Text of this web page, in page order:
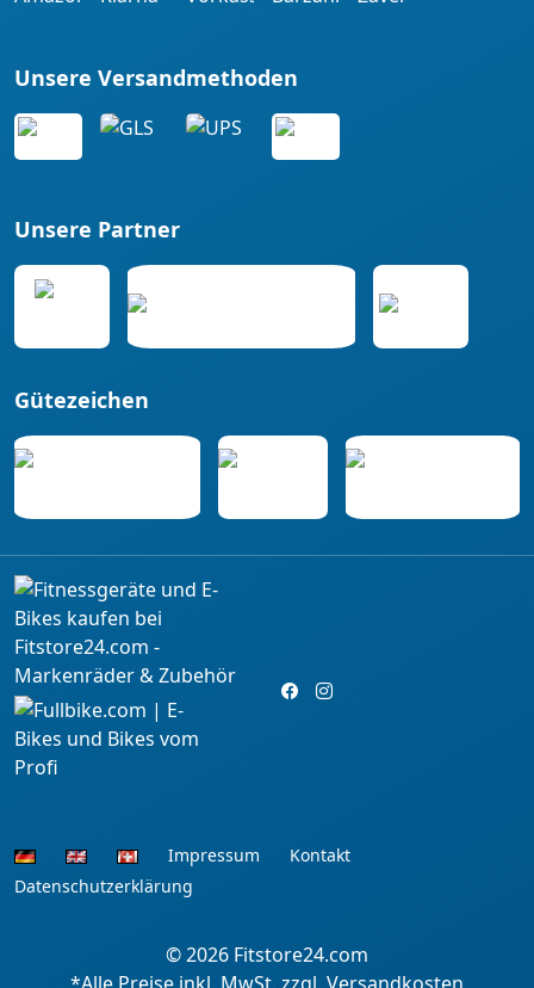
Unsere Versandmethoden
Unsere Partner
Gütezeichen
Impressum
Kontakt
Datenschutzerklärung
© 2026 Fitstore24.com